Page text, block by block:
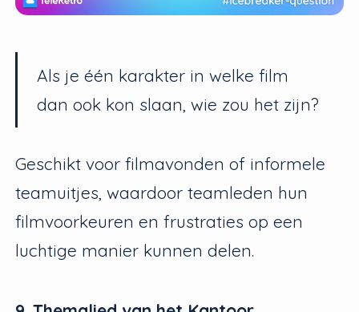
Als je één karakter in welke film
dan ook kon slaan, wie zou het zijn?
Geschikt voor filmavonden of informele
teamuitjes, waardoor teamleden hun
filmvoorkeuren en frustraties op een
luchtige manier kunnen delen.